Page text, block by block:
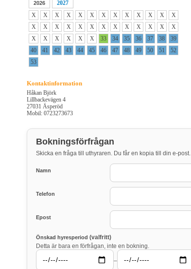
2026
2027
X
X X X X X X X X X X X
X
X
X X X X X X X X X X X
X
X
X X X X X 33 34 35 36 37 38
39
40
41 42 43 44 45 46 47 48 49 50 51
52
53
Kontaktinformation
Håkan Björk
Lillbackevägen 4
27031 Äsperöd
Mobil: 0723273673
Bokningsförfrågan
Skicka en fråga till uthyraren. Du får en kopia till din e-post.
Namn
Telefon
Epost
Önskad hyresperiod (valfritt)
Detta är bara en förfrågan, inte en bokning.
–